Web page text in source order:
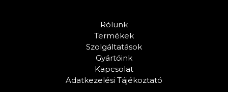
Rólunk
Termékek
Szolgáltatások
Gyártóink
Kapcsolat
Adatkezelési Tájékoztató